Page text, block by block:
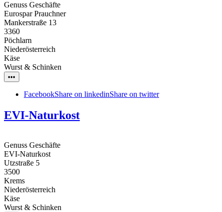
Genuss Geschäfte
Eurospar Prauchner
Mankerstraße 13
3360
Pöchlarn
Niederösterreich
Käse
Wurst & Schinken
•••
FacebookShare on linkedinShare on twitter
EVI-Naturkost
Genuss Geschäfte
EVI-Naturkost
Utzstraße 5
3500
Krems
Niederösterreich
Käse
Wurst & Schinken